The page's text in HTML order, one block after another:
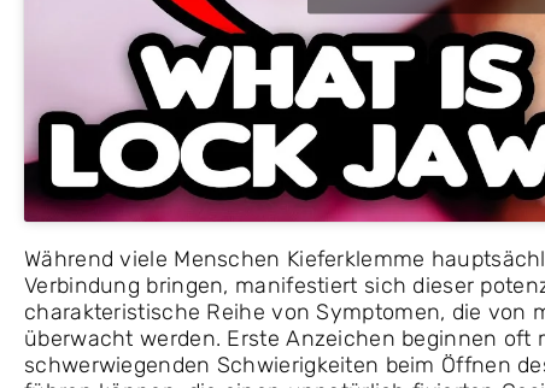
Während viele Menschen Kieferklemme
Verbindung bringen, manifestiert sich dieser
charakteristische Reihe von Symptomen, die von
überwacht werden. Erste Anzeichen beginnen oft
schwerwiegenden Schwierigkeiten beim Öffnen